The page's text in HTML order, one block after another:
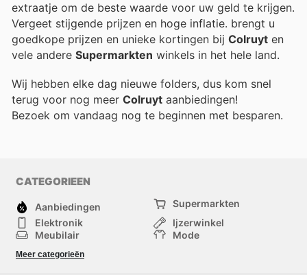
extraatje om de beste waarde voor uw geld te krijgen.
Vergeet stijgende prijzen en hoge inflatie. brengt u
goedkope prijzen en unieke kortingen bij Colruyt en
vele andere Supermarkten winkels in het hele land.
Wij hebben elke dag nieuwe folders, dus kom snel
terug voor nog meer Colruyt aanbiedingen!
Bezoek om vandaag nog te beginnen met besparen.
CATEGORIEEN
Aanbiedingen
Supermarkten
Elektronik
Ijzerwinkel
Meubilair
Mode
Schoonheid
Meer categorieën